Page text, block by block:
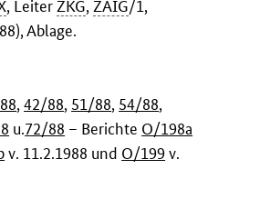
, LeiterZKG,ZAIG/1,
Ablage.
,42/88, 51/88, 54/88,
u.72/88 – Berichte O/198a
v. 11.2.1988 und O/199v.